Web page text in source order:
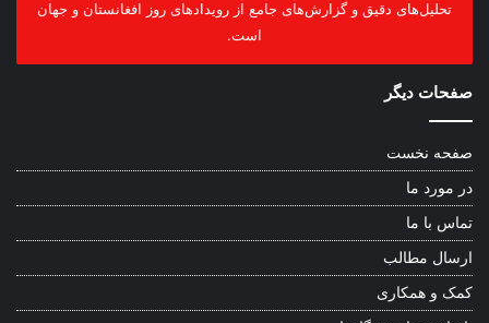
تحلیل‌های دقیق و گزارش‌های جامع از رویدادهای روز افغانستان و جهان
است.
صفحات دیگر
صفحه نخست
در مورد ما
تماس با ما
ارسال مطالب
کمک و همکاری